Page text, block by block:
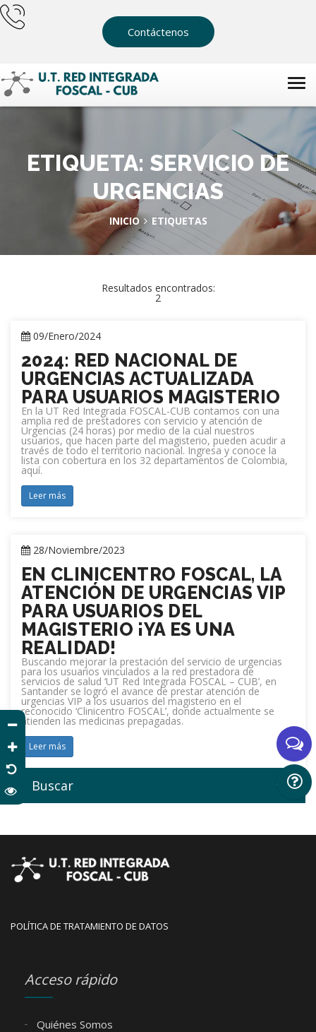
Contáctenos
ETIQUETA: SERVICIO DE
URGENCIAS
INICIO ETIQUETAS
Resultados encontrados:
2
09/Enero/2024
2024: RED NACIONAL DE
URGENCIAS ACTUALIZADA
PARA USUARIOS MAGISTERIO
En la UT Red Integrada FOSCAL-CUB contamos con una
amplia red de prestadores con servicio y atención de
Urgencias (24 horas) por medio de la cual nuestros
usuarios, que hacen parte del magisterio, pueden acudir a
través de todo el territorio nacional. Ingresa y conoce la
lista con cobertura en los 32 departamentos de Colombia,
aquí.
Leer más
28/Noviembre/2023
EN CLINICENTRO FOSCAL, LA
ATENCIÓN DE URGENCIAS VIP
PARA USUARIOS DEL
MAGISTERIO ¡YA ES UNA
REALIDAD!
Buscando mejorar la prestación del servicio de urgencias
para los usuarios vinculados a la red prestadora de
servicios de salud ‘UT Red Integrada FOSCAL – CUB’, en
Santander se logró el avance de prestar atención de
urgencias VIP a los usuarios del magisterio en el
reconocido ‘Clinicentro FOSCAL’, donde actualmente se
atienden las medicinas prepagadas.
Leer más
Buscar
POLÍTICA DE TRATAMIENTO DE DATOS
Acceso rápido
Quiénes Somos